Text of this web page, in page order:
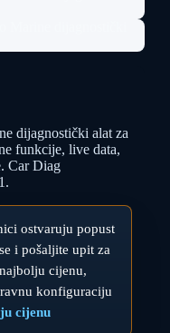
dijagnostički alat za
funkcije, live data,
Car Diag
ostvaruju popust
i pošaljite upit za
cijenu,
konfiguraciju
cijenu